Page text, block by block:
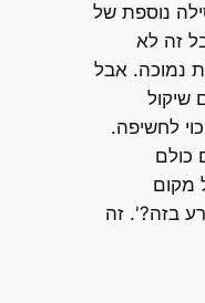
נוספת של
זה לא
נמוכה. אבל
לחשיפה.
בזה?'. זה